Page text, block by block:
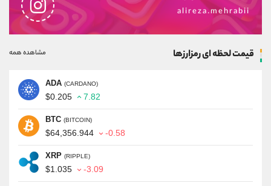
alireza.mehrabii
قیمت لحظه ای رمزارزها مشاهده همه
ADA (CARDANO)
$0.205 7.82
BTC (BITCOIN)
$64,356.944 -0.58
XRP (RIPPLE)
$1.035 -3.09